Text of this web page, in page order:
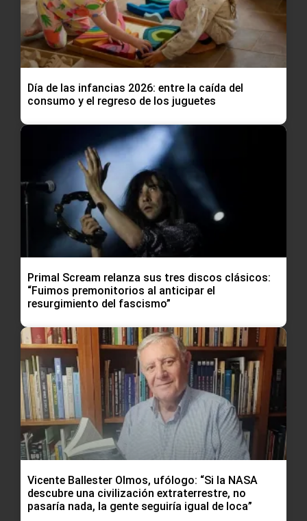
Día de las infancias 2026: entre la caída del
consumo y el regreso de los juguetes
Primal Scream relanza sus tres discos clásicos:
“Fuimos premonitorios al anticipar el
resurgimiento del fascismo”
Vicente Ballester Olmos, ufólogo: “Si la NASA
descubre una civilización extraterrestre, no
pasaría nada, la gente seguiría igual de loca”